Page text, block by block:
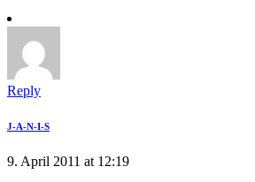
Reply
J-A-N-I-S
9. April 2011 at 12:19